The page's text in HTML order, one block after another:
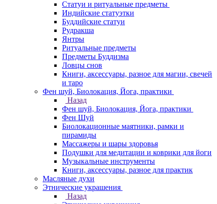
Статуи и ритуальные предметы
Индийские статуэтки
Буддийские статуи
Рудракша
Янтры
Ритуальные предметы
Предметы Буддизма
Ловцы снов
Книги, аксессуары, разное для магии, свечей
и таро
Фен шуй, Биолокация, Йога, практики
Назад
Фен шуй, Биолокация, Йога, практики
Фен Шуй
Биолокационные маятники, рамки и
пирамиды
Массажеры и шары здоровья
Подушки для медитации и коврики для йоги
Музыкальные инструменты
Книги, аксессуары, разное для практик
Масляные духи
Этнические украшения
Назад